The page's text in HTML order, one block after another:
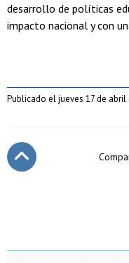
desarrollo de políticas
impacto nacional y con
Publicado el jueves 17 de abril